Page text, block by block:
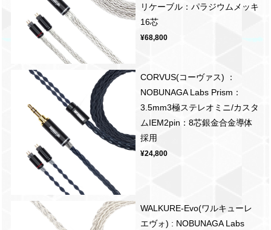
リケーブル：パラジウムメッキ
16芯
¥68,800
CORVUS(コーヴァス) ：
NOBUNAGA Labs Prism：
3.5mm3極ステレオミニ/カスタ
ムIEM2pin：8芯銀金合金導体
採用
¥24,800
WALKURE-Evo(ワルキューレ
エヴォ) : NOBUNAGA Labs